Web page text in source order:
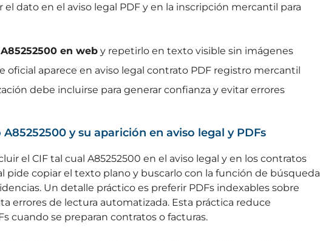
dato en el aviso legal PDF y en la inscripción mercantil para
en web y repetirlo en texto visible sin imágenes
oficial aparece en aviso legal contrato PDF registro mercantil
debe incluirse para generar confianza y evitar errores
y su aparición en aviso legal y PDFs
el CIF tal cual A85252500 en el aviso legal y en los contratos
pide copiar el texto plano y buscarlo con la función de búsqueda
Un detalle práctico es preferir PDFs indexables sobre
errores de lectura automatizada. Esta práctica reduce
cuando se preparan contratos o facturas.